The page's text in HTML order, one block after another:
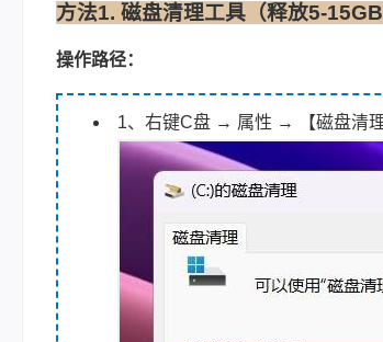
方法1. 磁盘清理工具（释放5-15GB
操作路径：
1、右键C盘 → 属性 → 【磁盘清理